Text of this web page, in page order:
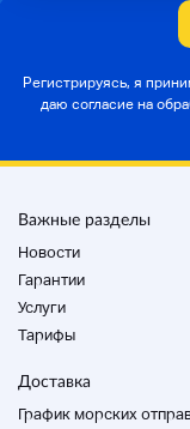
Бесплатная
** ** Это
Регистрируясь, я
даю согласие на
Важные разделы
Новости
Гарантии
Услуги
Тарифы
Доставка
График морских